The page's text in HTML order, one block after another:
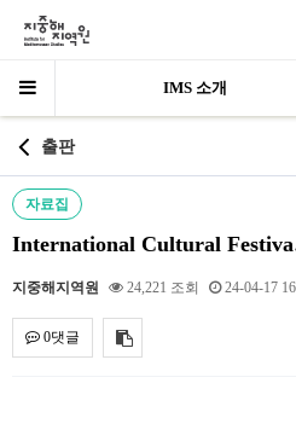
IMS 소개
출판
자료집
International Cultural
지중해지역원 24,221 조회 24-04-17
0댓글